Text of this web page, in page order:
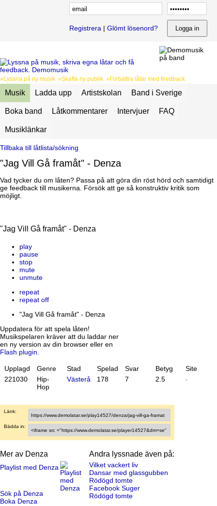
Registrera | Glömt lösenord?
»Lyssna på ny musik »Skaffa ny publik »Förbättra låtar med feedback
Musik Ladda upp Artistskolan Band i Sverige
Boka band Låtkommentarer Intervjuer FAQ
Musiklänkar
Tillbaka till låtlista/sökning
"Jag Vill Gå framåt" - Denza
Vad tycker du om låten? Passa på att göra din röst hörd och samtidigt
ge feedback till musikerna. Försök att ge så konstruktiv kritik som
möjligt.
"Jag Vill Gå framåt" - Denza
play
pause
stop
mute
unmute
repeat
repeat off
"Jag Vill Gå framåt" - Denza
Uppdatera för att spela låten!
Musikspelaren kräver att du laddar ner
en ny version av din browser eller en
Flash plugin.
Upplagd Genre Stad Spelad Svar Betyg
Site
221030
Hip-
Hop
Västerås 178 7 2.5 -
Länk:
Bädda in:
Mer av Denza
Playlist med Denza
Sök på Denza
Boka Denza
Andra lyssnade även på:
Vilket vackert liv
Dansar med glassgubben
Rödögd tomte
Facebook Suger
Rödögd tomte